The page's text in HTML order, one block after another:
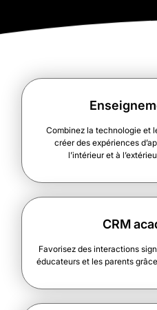
Combinez la technologie et
créer des expériences
l’intérieur et à
CRM
Favorisez des interactions
éducateurs et les parents